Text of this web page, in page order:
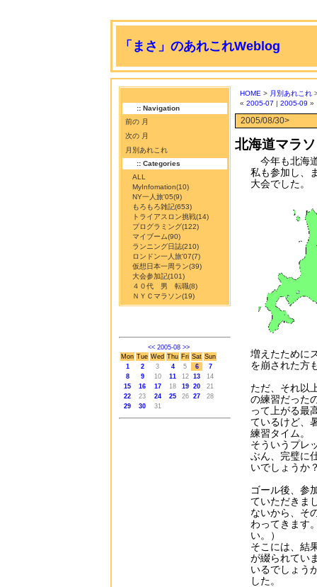
「まさ」のあれこれWeblog
:: Navigation
前の 月
次の 月
月別あれこれ
:: Categories
ALL
MyInfomation(10)
NY一人旅'05(9)
もろもろ雑記(653)
トライアスロン挑戦(14)
プログラミング(122)
マイブーム(90)
ランニング日誌(210)
ロンドン一人旅'07(7)
仮想日本一周ラン(39)
大会参加記(101)
４０代 男 転職(8)
ＮＹＣマラソン(19)
<< 2005-08 >>
Mon Tue Wed Thu Fri Sat Sun
1
2 3 4 5 6
7
8
9 10 11 12 13
14
15
16 17 18 19 20
21
22
23 24 25 26 27
28
29
30 31
HOME > 月別あれこれ
« 2005-07 | 2005-09 »
2005/08/30>
北海道マラ
今年も北海
私も参加し、
大会でした。
増えたために
を崩された方
ただ、それ以
の練習だった
って上がる最
ているけど、
練習タイム。
そういうプレ
ぶん、完璧に
いでしょうか
ゴール後、参
ていただきま
ないから、そ
わってきます
い。）
そこには、結
が綴られてい
いるでしょう
した。